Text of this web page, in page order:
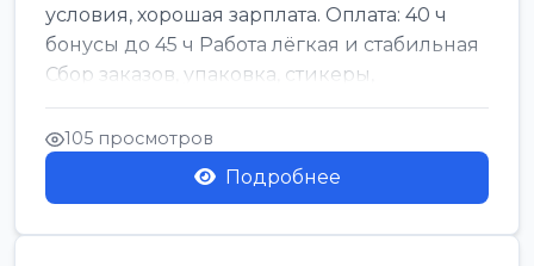
условия, хорошая зарплата. Оплата: 40 ч
бонусы до 45 ч Работа лёгкая и стабильная
Сбор заказов, упаковка, стикеры,
сортировка Воскре...
105 просмотров
Подробнее